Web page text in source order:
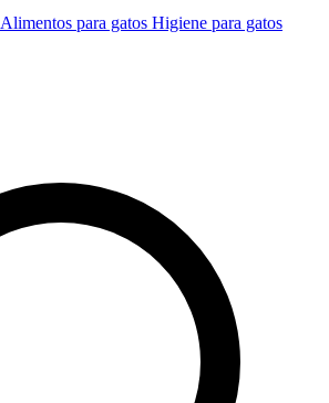
Alimentos para gatos Higiene para gatos